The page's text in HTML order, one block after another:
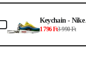
Keychain - Nike
1 796 Ft3 990 Ft